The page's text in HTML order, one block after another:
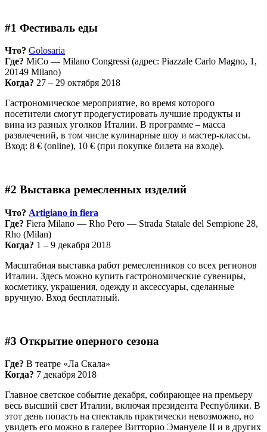
#1 Фестиваль еды
Что? Golosaria
Где? MiCo — Milano Congressi (адрес: Piazzale Carlo Magno, 1,
20149 Milano)
Когда? 27 – 29 октября 2018
Гастрономическое мероприятие, во время которого
посетители смогут продегустировать лучшие продукты и
вина из разных уголков Италии. В программе – масса
развлечений, в том числе кулинарные шоу и мастер-классы.
Вход: 8 € (online), 10 € (при покупке билета на входе).
#2 Выставка ремесленных изделий
Что? Аrtigiano in fiera
Где? Fiera Milano — Rho Pero — Strada Statale del Sempione 28,
Rho (Milan)
Когда? 1 – 9 декабря 2018
Масштабная выставка работ ремесленников со всех регионов
Италии. Здесь можно купить гастрономические сувениры,
косметику, украшения, одежду и аксессуары, сделанные
вручную. Вход бесплатный.
#3 Открытие оперного сезона
Где? В театре «Ла Скала»
Когда? 7 декабря 2018
Главное светское событие декабря, собирающее на премьеру
весь высший свет Италии, включая президента Республики. В
этот день попасть на спектакль практически невозможно, но
увидеть его можно в галерее Витторио Эмануеле II и в других